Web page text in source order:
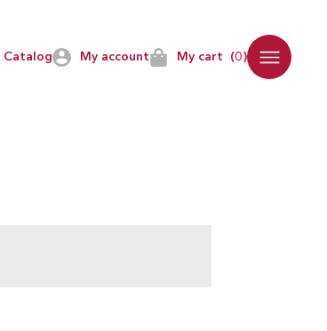
My account My cart (0)
Catalog